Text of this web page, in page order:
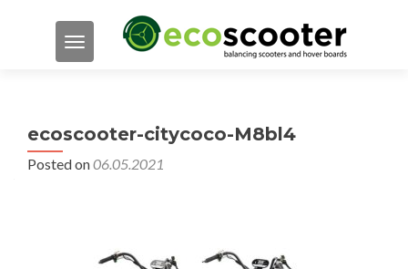
TOGGLE NAVIGATION
ecoscooter-citycoco-M8bl4
Posted on06.05.2021